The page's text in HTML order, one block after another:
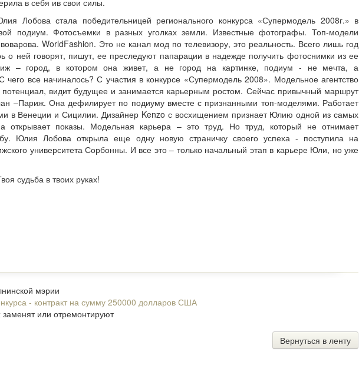
в себя ив свои силы.
Лобова стала победительницей регионального конкурса «Супермодель 2008г.» в
подиум. Фотосъемки в разных уголках земли. Известные фотографы. Топ-модели
WorldFashion. Это не канал мод по телевизору, это реальность. Всего лишь год
о ней говорят, пишут, ее преследуют папарации в надежде получить фотоснимки из ее
– город, в котором она живет, а не город на картинке, подиум - не мечта, а
все начиналось? С участия в конкурсе «Супермодель 2008». Модельное агентство
потенциал, видит будущее и занимается карьерным ростом. Сейчас привычный маршрут
–Париж. Она дефилирует по подиуму вместе с признанными топ-моделями. Работает
в Венеции и Сицилии. Дизайнер Kenzo с восхищением признает Юлию одной из самых
открывает показы. Модельная карьера – это труд. Но труд, который не отнимает
Юлия Лобова открыла еще одну новую страничку своего успеха - поступила на
университета Сорбонны. И все это – только начальный этап в карьере Юли, но уже
судьба в твоих руках!
мэрии
- контракт на сумму 250000 долларов США
или отремонтируют
Вернуться в ленту